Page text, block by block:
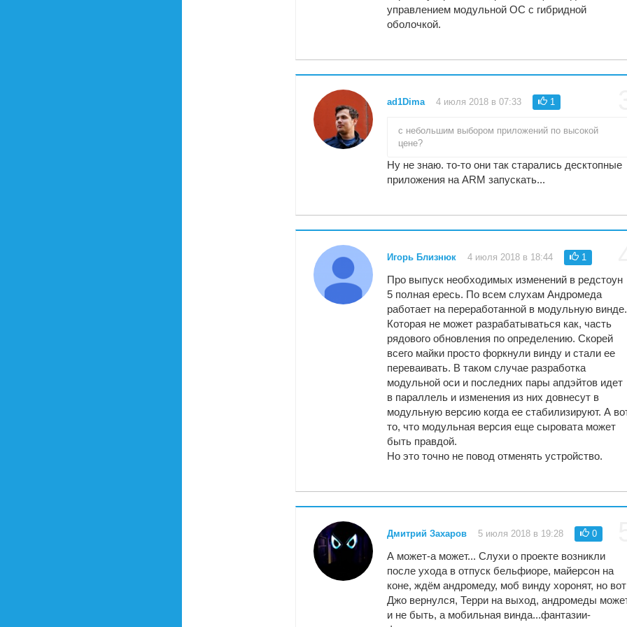
управлением модульной ОС с гибридной
оболочкой.
ad1Dima 4 июля 2018 в 07:33 1
с небольшим выбором приложений по высокой
цене?
Ну не знаю. то-то они так старались десктопные
приложения на ARM запускать...
Игорь Близнюк 4 июля 2018 в 18:44 1
Про выпуск необходимых изменений в редстоун
5 полная ересь. По всем слухам Андромеда
работает на переработанной в модульную винде.
Которая не может разрабатываться как, часть
рядового обновления по определению. Скорей
всего майки просто форкнули винду и стали ее
переваивать. В таком случае разработка
модульной оси и последних пары апдэйтов идет
в параллель и изменения из них довнесут в
модульную версию когда ее стабилизируют. А
то, что модульная версия еще сыровата может
быть правдой.
Но это точно не повод отменять устройство.
Дмитрий Захаров 5 июля 2018 в 19:28 0
А может-а может... Слухи о проекте возникли
после ухода в отпуск бельфиоре, майерсон на
коне, ждём андромеду, моб винду хоронят, но вот
Джо вернулся, Терри на выход, андромеды
и не быть, а мобильная винда...фантазии-